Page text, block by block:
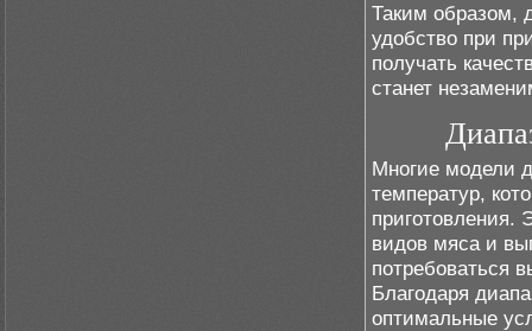
Таким образом,
удобство при
получать
станет
Многие модели
температур,
приготовления.
видов мяса и
потребоваться
Благодаря
оптимальные